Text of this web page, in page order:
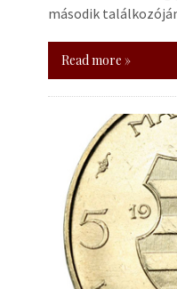
második
Read more »